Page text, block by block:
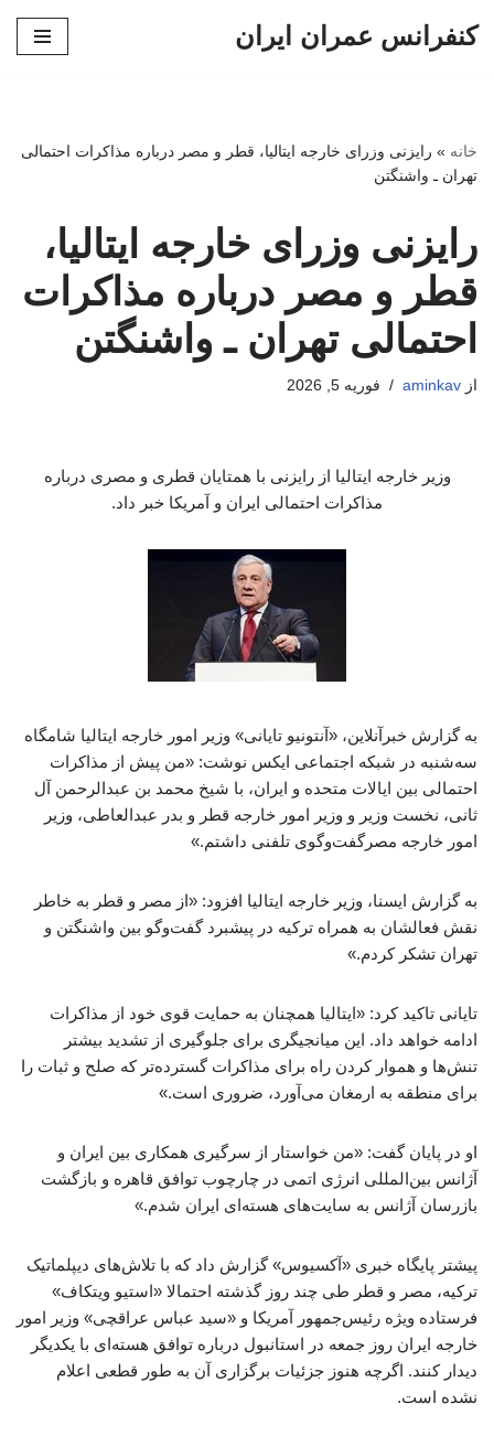
کنفرانس عمران ایران
خانه » رایزنی وزرای خارجه ایتالیا، قطر و مصر درباره مذاکرات احتمالی
تهران ـ واشنگتن
رایزنی وزرای خارجه ایتالیا،
قطر و مصر درباره مذاکرات
احتمالی تهران ـ واشنگتن
از aminkav فوریه 5, 2026
وزیر خارجه ایتالیا از رایزنی با همتایان قطری و مصری درباره
مذاکرات احتمالی ایران و آمریکا خبر داد.
به گزارش خبرآنلاین، «آنتونیو تایانی» وزیر امور خارجه ایتالیا شامگاه
سه‌شنبه در شبکه اجتماعی ایکس نوشت: «من پیش از مذاکرات
احتمالی بین ایالات متحده و ایران، با شیخ محمد بن عبدالرحمن آل
ثانی، نخست وزیر و وزیر امور خارجه قطر و بدر عبدالعاطی، وزیر
امور خارجه مصرگفت‌وگوی تلفنی داشتم.»
به گزارش ایسنا، وزیر خارجه ایتالیا افزود: «از مصر و قطر به خاطر
نقش فعالشان به همراه ترکیه در پیشبرد گفت‌وگو بین واشنگتن و
تهران تشکر کردم.»
تایانی تاکید کرد: «ایتالیا همچنان به حمایت قوی خود از مذاکرات
ادامه خواهد داد. این میانجیگری برای جلوگیری از تشدید بیشتر
تنش‌ها و هموار کردن راه برای مذاکرات گسترده‌تر که صلح و ثبات را
برای منطقه به ارمغان می‌آورد، ضروری است.»
او در پایان گفت: «من خواستار از سرگیری همکاری بین ایران و
آژانس بین‌المللی انرژی اتمی در چارچوب توافق قاهره و بازگشت
بازرسان آژانس به سایت‌های هسته‌ای ایران شدم.»
پیشتر پایگاه خبری «آکسیوس» گزارش داد که با تلاش‌های دیپلماتیک
ترکیه، مصر و قطر طی چند روز گذشته احتمالا «استیو ویتکاف»
فرستاده ویژه رئیس‌جمهور آمریکا و «سید عباس عراقچی» وزیر امور
خارجه ایران روز جمعه در استانبول درباره توافق هسته‌ای با یکدیگر
دیدار کنند. اگرچه هنوز جزئیات برگزاری آن به طور قطعی اعلام
نشده است.